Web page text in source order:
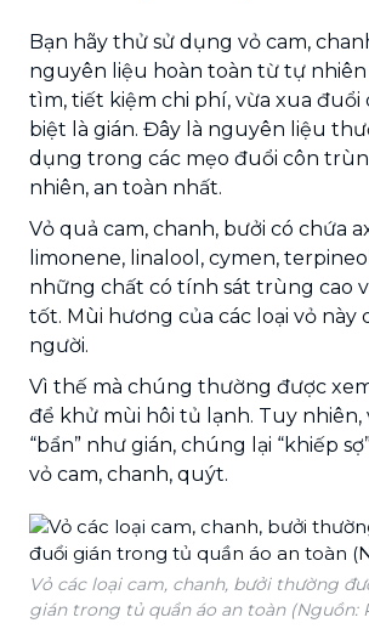
Bạn hãy thử sử dụng vỏ cam,
nguyên liệu hoàn toàn từ tự nhiên
tìm, tiết kiệm chi phí, vừa xua đuổi
biệt là gián. Đây là nguyên liệu
dụng trong các mẹo đuổi côn
nhiên, an toàn nhất.
Vỏ quả cam, chanh, bưởi có chứa
limonene, linalool, cymen,
những chất có tính sát trùng cao
tốt. Mùi hương của các loại vỏ này
người.
Vì thế mà chúng thường được
để khử mùi hôi tủ lạnh. Tuy nhiên,
“bẩn” như gián, chúng lại “khiếp
vỏ cam, chanh, quýt.
Vỏ các loại cam, chanh, bưởi thường
gián trong tủ quần áo an toàn (Nguồn: